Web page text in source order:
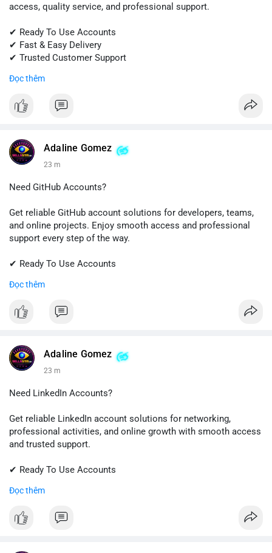
access, quality service, and professional support.
✔ Ready To Use Accounts
✔ Fast & Easy Delivery
✔ Trusted Customer Support
📱 WhatsApp: +1 (681) 549-2683
Đọc thêm
Adaline Gomez
23 m
Need GitHub Accounts?
Get reliable GitHub account solutions for developers, teams,
and online projects. Enjoy smooth access and professional
support every step of the way.
✔ Ready To Use Accounts
✔ Trusted Customer Support
Contact us now to get started!
💬 Telegram: @SellsSMM
#sellssmm
Đọc thêm
Adaline Gomez
23 m
Need LinkedIn Accounts?
Get reliable LinkedIn account solutions for networking,
professional activities, and online growth with smooth access
and trusted support.
✔ Ready To Use Accounts
✔ Professional Customer Support
📱 WhatsApp: +1 (681) 549-2683
Đọc thêm